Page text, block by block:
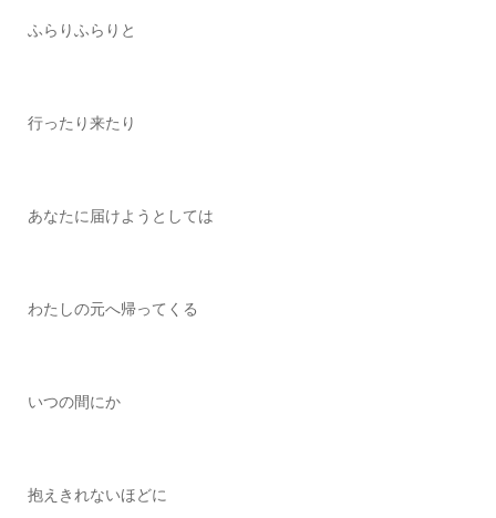
ふらりふらりと
行ったり来たり
あなたに届けようとしては
わたしの元へ帰ってくる
いつの間にか
抱えきれないほどに